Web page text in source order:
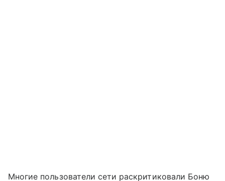
Многие пользователи сети раскритиковали Боню